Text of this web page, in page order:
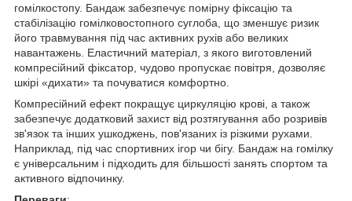
гомілкостопу. Бандаж забезпечує помірну фіксацію та
стабілізацію гомілковостопного суглоба, що зменшує ризик
його травмування під час активних рухів або великих
навантажень. Еластичний матеріал, з якого виготовлений
компресійний фіксатор, чудово пропускає повітря, дозволяє
шкірі «дихати» та почуватися комфортно.
Компресійний ефект покращує циркуляцію крові, а також
забезпечує додатковий захист від розтягування або розривів
зв'язок та інших ушкоджень, пов'язаних із різкими рухами.
Наприклад, під час спортивних ігор чи бігу. Бандаж на гомілку
є універсальним і підходить для більшості занять спортом та
активного відпочинку.